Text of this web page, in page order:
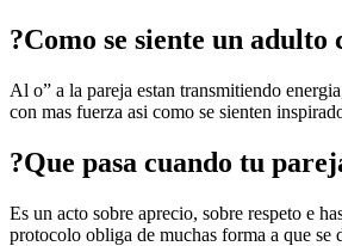
?Como se siente un
Al o” a la pareja estan transmitiendo
con mas fuerza asi­ como se sienten
?Que pasa cuando tu
Es un acto sobre aprecio, sobre respeto e
protocolo obliga de muchas forma a que se